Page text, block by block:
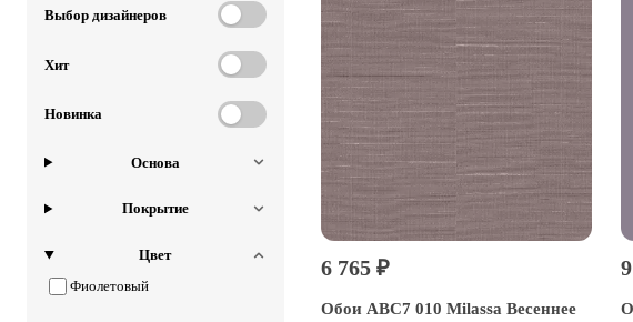
Выбор дизайнеров
Хит
Новинка
Основа
Покрытие
Цвет
Фиолетовый
6 765 ₽
Обои ABC7 010 Milassa Весеннее